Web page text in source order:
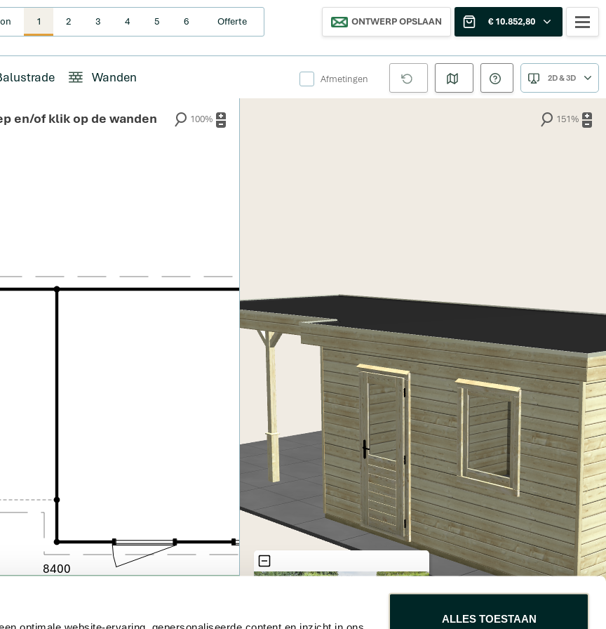
ALLES TOESTAAN
€ 10.852,80
ONTWERP OPSLAAN
1 2 3 4 5 6 Offerte
Wanden 2D & 3D
Afmetingen
100%
en/of klik op de wanden 151%